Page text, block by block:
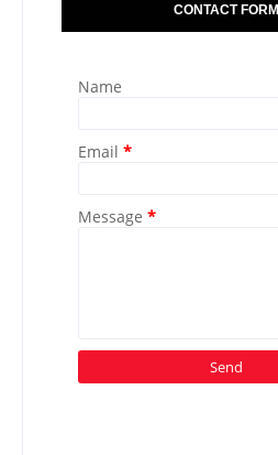
CONTACT FORM
Name
Email *
Message *